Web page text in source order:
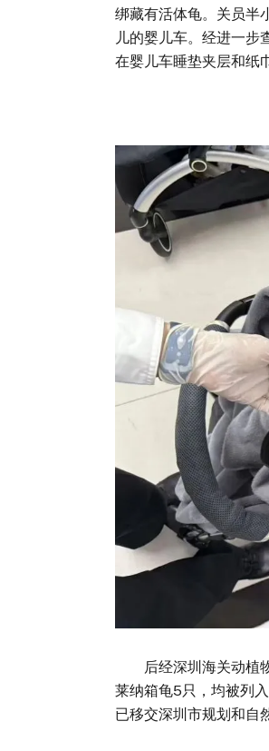
绑藏有活体龟。关员半
儿的婴儿车。经进一步
在婴儿车睡垫夹层和纸
后经深圳海关动植物
莱纳箱龟5只，均被列
已移交深圳市规划和自